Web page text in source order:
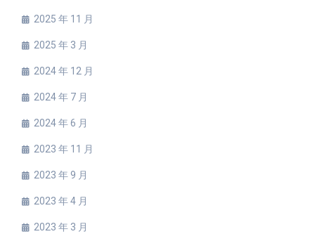
2025 年 11 月
2025 年 3 月
2024 年 12 月
2024 年 7 月
2024 年 6 月
2023 年 11 月
2023 年 9 月
2023 年 4 月
2023 年 3 月